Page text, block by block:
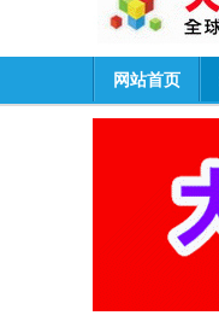
网站首页